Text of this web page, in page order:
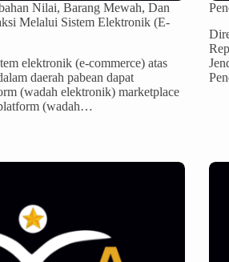
Nilai, Barang Mewah, Dan
Melalui Sistem Elektronik (E-
elektronik (e-commerce) atas
daerah pabean dapat
(wadah elektronik) marketplace
(wadah…